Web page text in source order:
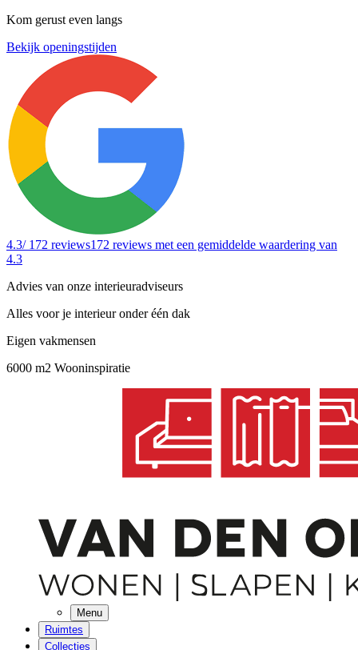
Kom gerust even langs
Bekijk openingstijden
4.3/ 172 reviews172 reviews met een gemiddelde waardering van
4.3
Advies van onze interieuradviseurs
Alles voor je interieur onder één dak
Eigen vakmensen
6000 m2 Wooninspiratie
Menu
Ruimtes
Collecties